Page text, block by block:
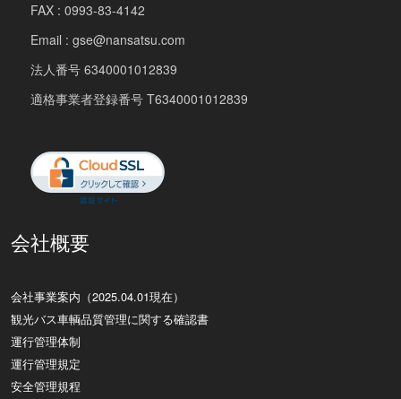
FAX : 0993-83-4142
Email : gse@nansatsu.com
法人番号 6340001012839
適格事業者登録番号 T6340001012839
会社概要
会社事業案内（2025.04.01現在）
観光バス車輌品質管理に関する確認書
運行管理体制
運行管理規定
安全管理規程